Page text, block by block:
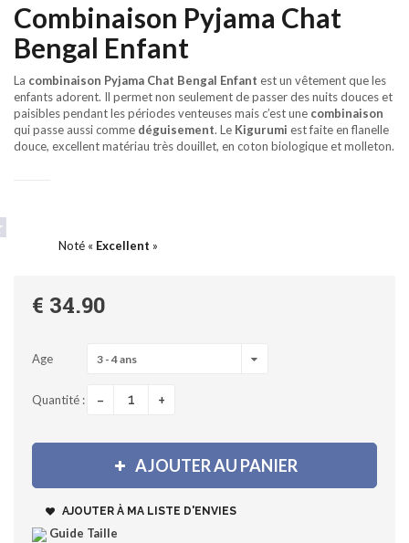
Combinaison Pyjama Chat
Bengal Enfant
La combinaison Pyjama Chat Bengal Enfant est un vêtement que les
enfants adorent. Il permet non seulement de passer des nuits douces et
paisibles pendant les périodes venteuses mais c’est une combinaison
qui passe aussi comme déguisement. Le Kigurumi est faite en flanelle
douce, excellent matériau très douillet, en coton biologique et molleton.
Noté « Excellent »
€ 34.90
Age 3 - 4 ans
Quantité : - +
AJOUTER AU PANIER
AJOUTER À MA LISTE D'ENVIES
Guide Taille